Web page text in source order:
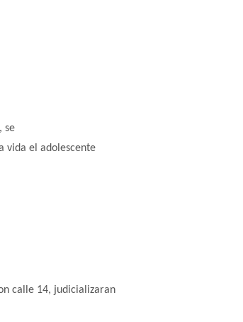
se
vida el adolescente
calle 14, judicializaran